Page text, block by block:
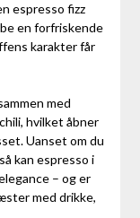
espresso fizz
en forfriskende
karakter får
med
hvilket åbner
Uanset om du
kan espresso i
– og er
med drikke,